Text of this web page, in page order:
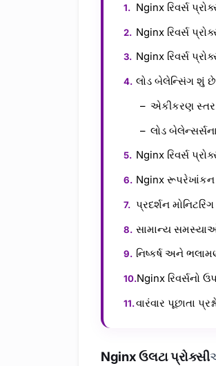
Nginx રિવર્સ
Nginx રિવર્સ
Nginx રિવર્સ
લોડ બેલેન્સિંગ શું
એકીકરણ સ્તર
લોડ
Nginx રિવર્સ
Nginx
પ્રદર્શન
સામાન્ય
નિષ્કર્ષ અને
Nginx રિવર્સનો
વારંવાર પૂછાતા
Nginx ઉલટા પ્રોક્સી